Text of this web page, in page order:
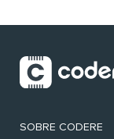
SOBRE CODERE